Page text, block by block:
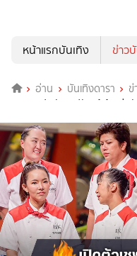
หน้าแรกบันเทิง
ข่าว
อ่าน บันเทิงดารา
EP.3 : เปิดตัวเชฟลับ ผู้เข้าแ